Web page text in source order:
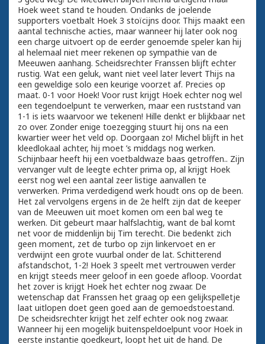
Hoek weet stand te houden. Ondanks de joelende
supporters voetbalt Hoek 3 stoïcijns door. Thijs maakt een
aantal technische acties, maar wanneer hij later ook nog
een charge uitvoert op de eerder genoemde speler kan hij
al helemaal niet meer rekenen op sympathie van de
Meeuwen aanhang. Scheidsrechter Franssen blijft echter
rustig. Wat een geluk, want niet veel later levert Thijs na
een geweldige solo een keurige voorzet af. Precies op
maat. 0-1 voor Hoek! Voor rust krijgt Hoek echter nog wel
een tegendoelpunt te verwerken, maar een ruststand van
1-1 is iets waarvoor we tekenen! Hille denkt er blijkbaar net
zo over. Zonder enige toezegging stuurt hij ons na een
kwartier weer het veld op. Doorgaan zo! Michel blijft in het
kleedlokaal achter, hij moet ’s middags nog werken.
Schijnbaar heeft hij een voetbaldwaze baas getroffen.. Zijn
vervanger vult de leegte echter prima op, al krijgt Hoek
eerst nog wel een aantal zeer listige aanvallen te
verwerken. Prima verdedigend werk houdt ons op de been.
Het zal vervolgens ergens in de 2e helft zijn dat de keeper
van de Meeuwen uit moet komen om een bal weg te
werken. Dit gebeurt maar halfslachtig, want de bal komt
net voor de middenlijn bij Tim terecht. Die bedenkt zich
geen moment, zet de turbo op zijn linkervoet en er
verdwijnt een grote vuurbal onder de lat. Schitterend
afstandschot, 1-2! Hoek 3 speelt met vertrouwen verder
en krijgt steeds meer geloof in een goede afloop. Voordat
het zover is krijgt Hoek het echter nog zwaar. De
wetenschap dat Franssen het graag op een gelijkspelletje
laat uitlopen doet geen goed aan de gemoedstoestand.
De scheidsrechter krijgt het zelf echter ook nog zwaar.
Wanneer hij een mogelijk buitenspeldoelpunt voor Hoek in
eerste instantie goedkeurt, loopt het uit de hand. De